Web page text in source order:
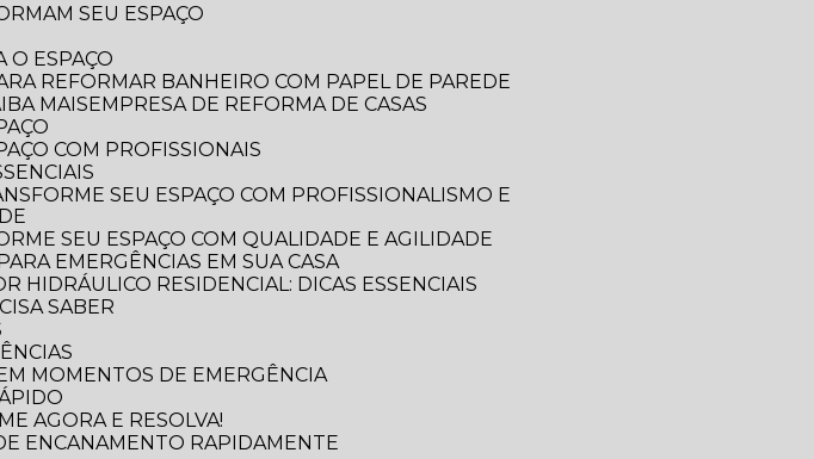
SEU ESPAÇO
O ESPAÇO
REFORMAR BANHEIRO COM PAPEL DE PAREDE
MAIS
EMPRESA DE REFORMA DE CASAS
COM PROFISSIONAIS
SEU ESPAÇO COM QUALIDADE E AGILIDADE
EMERGÊNCIAS EM SUA CASA
HIDRÁULICO RESIDENCIAL: DICAS ESSENCIAIS
SABER
MOMENTOS DE EMERGÊNCIA
AGORA E RESOLVA!
ENCANAMENTO RAPIDAMENTE